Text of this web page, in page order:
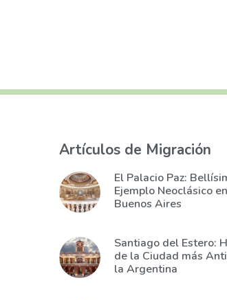
Artículos de Migración
El Palacio Paz:
Ejemplo Neoclásico en
Buenos Aires
Santiago del Estero:
de la Ciudad más
la Argentina